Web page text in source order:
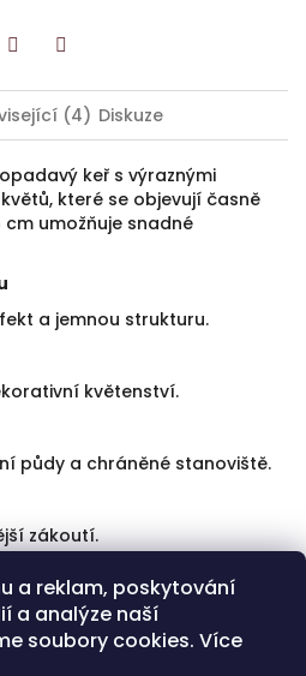
a reklam, poskytování
a analýze naší
soubory cookies. Více
(4) Diskuze
keř s výraznými
které se objevují časně
cm umožňuje snadné
a jemnou strukturu.
květenství.
půdy a chráněné stanoviště.
zákoutí.
půdám.